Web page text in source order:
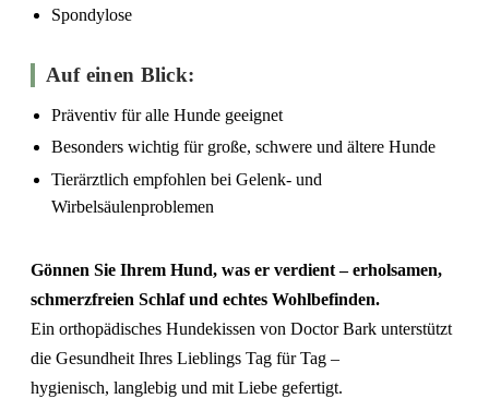
Spondylose
Auf einen Blick:
Präventiv für alle Hunde geeignet
Besonders wichtig für große, schwere und ältere Hunde
Tierärztlich empfohlen bei Gelenk- und
Wirbelsäulenproblemen
Gönnen Sie Ihrem Hund, was er verdient – erholsamen,
schmerzfreien Schlaf und echtes Wohlbefinden.
Ein orthopädisches Hundekissen von Doctor Bark unterstützt
die Gesundheit Ihres Lieblings Tag für Tag –
hygienisch, langlebig und mit Liebe gefertigt.